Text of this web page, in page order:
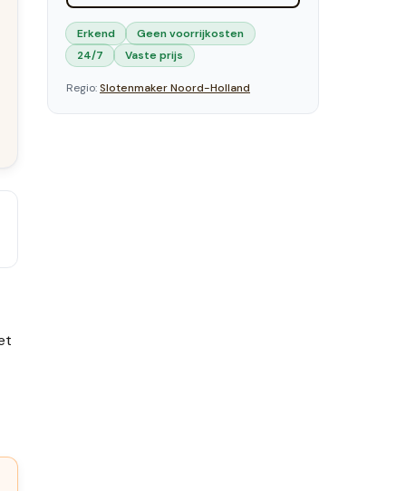
Erkend
Geen voorrijkosten
24/7
Vaste prijs
Regio:SlotenmakerNoord-Holland